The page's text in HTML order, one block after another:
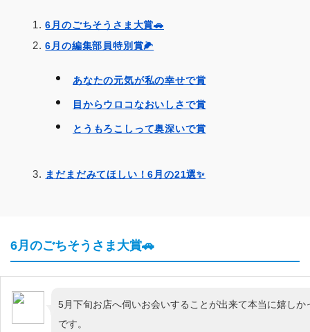
6月のごちそうさま大賞🚗
6月の編集部員特別賞🌽
あなたの元気が私の幸せで賞
目からウロコなおいしさで賞
とうもろこしって奥深いで賞
まだまだみてほしい！6月の21選✨️
6月のごちそうさま大賞🚗
5月下旬お店へ伺いお会いすることが出来て本当に嬉しか
です。